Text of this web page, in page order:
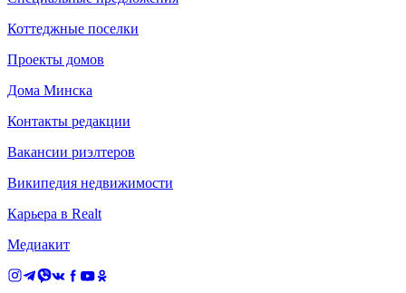
Коттеджные поселки
Проекты домов
Дома Минска
Контакты редакции
Вакансии риэлтеров
Википедия недвижимости
Карьера в Realt
Медиакит